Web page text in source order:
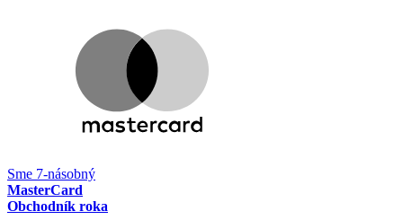
Sme 7-násobný
MasterCard
Obchodník roka